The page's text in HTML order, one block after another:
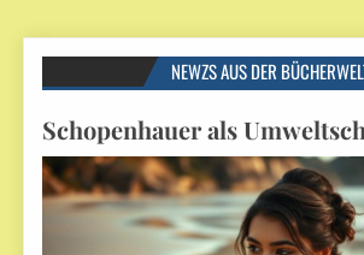
NEWZS AUS DER
Schopenhauer als